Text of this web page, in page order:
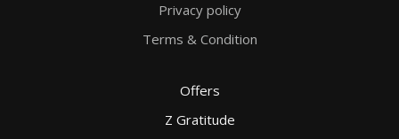
Privacy policy
Terms & Condition
Offers
Z Gratitude